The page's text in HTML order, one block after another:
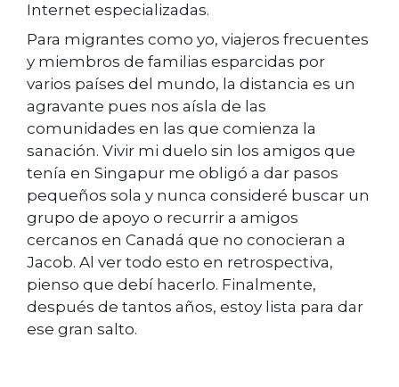
Internet especializadas.
Para migrantes como yo, viajeros frecuentes
y miembros de familias esparcidas por
varios países del mundo, la distancia es un
agravante pues nos aísla de las
comunidades en las que comienza la
sanación. Vivir mi duelo sin los amigos que
tenía en Singapur me obligó a dar pasos
pequeños sola y nunca consideré buscar un
grupo de apoyo o recurrir a amigos
cercanos en Canadá que no conocieran a
Jacob. Al ver todo esto en retrospectiva,
pienso que debí hacerlo. Finalmente,
después de tantos años, estoy lista para dar
ese gran salto.